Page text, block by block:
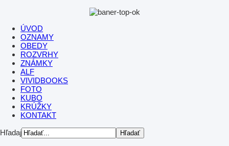
ÚVOD
OZNAMY
OBEDY
ROZVRHY
ZNÁMKY
ALF
VIVIDBOOKS
FOTO
KUBO
KRÚŽKY
KONTAKT
Hľadaj